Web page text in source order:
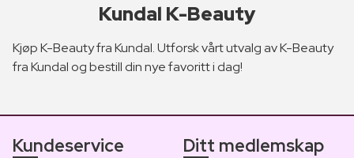
Kundal K-Beauty
Kjøp K-Beauty fra Kundal. Utforsk vårt utvalg av K-Beauty
fra Kundal og bestill din nye favoritt i dag!
Kundeservice Ditt medlemskap